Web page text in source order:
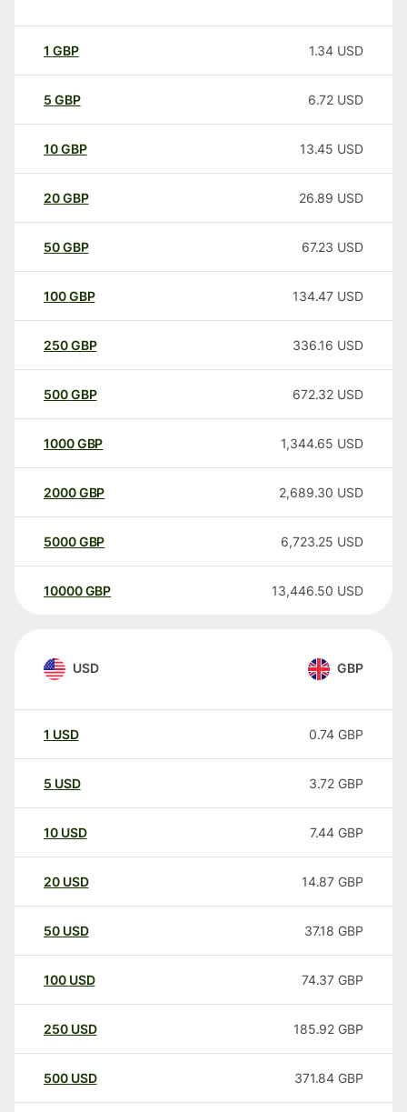
1 GBP 1.34 USD
5 GBP 6.72 USD
10GBP 13.45 USD
20GBP 26.89 USD
50GBP 67.23 USD
100GBP 134.47 USD
250GBP 336.16 USD
500GBP 672.32 USD
1000GBP 1,344.65 USD
2000GBP 2,689.30 USD
5000GBP 6,723.25 USD
10000 GBP 13,446.50 USD
USD GBP
1 USD 0.74 GBP
5 USD 3.72 GBP
10 USD 7.44 GBP
20 USD 14.87 GBP
50 USD 37.18 GBP
100 USD 74.37 GBP
250 USD 185.92 GBP
500 USD 371.84 GBP